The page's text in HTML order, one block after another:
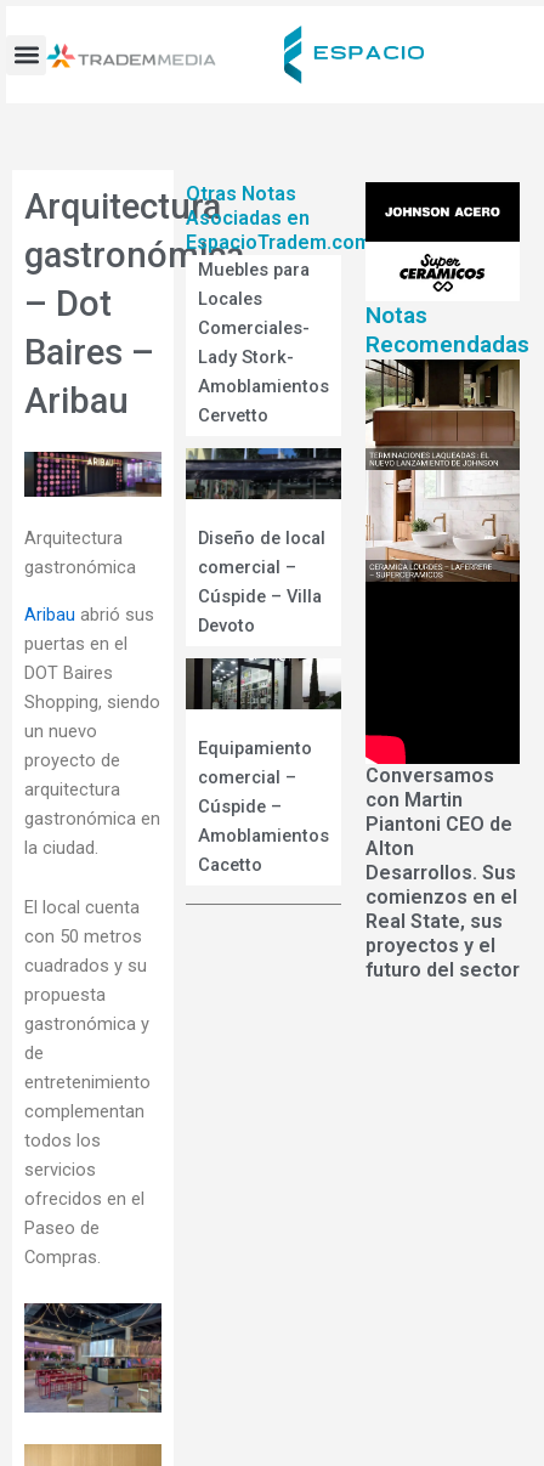
contenido
Arquitectura
gastronómica
– Dot
Baires –
Aribau
Arquitectura
gastronómica
Aribau abrió sus
puertas en el
DOT Baires
Shopping, siendo
un nuevo
proyecto de
arquitectura
gastronómica en
la ciudad.
El local cuenta
con 50 metros
cuadrados y su
propuesta
gastronómica y
de
entretenimiento
complementan
todos los
servicios
ofrecidos en el
Paseo de
Compras.
Otras Notas
Asociadas en
EspacioTradem.com
Muebles para
Locales
Comerciales-
Lady Stork-
Amoblamientos
Cervetto
Diseño de local
comercial –
Cúspide – Villa
Devoto
Equipamiento
comercial –
Cúspide –
Amoblamientos
Cacetto
Notas
Recomendadas
Conversamos
con Martin
Piantoni CEO de
Alton
Desarrollos. Sus
comienzos en el
Real State, sus
proyectos y el
futuro del sector